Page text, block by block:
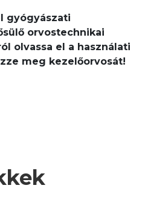
gyógyászati
orvostechnikai
olvassa el a használati
meg kezelőorvosát!